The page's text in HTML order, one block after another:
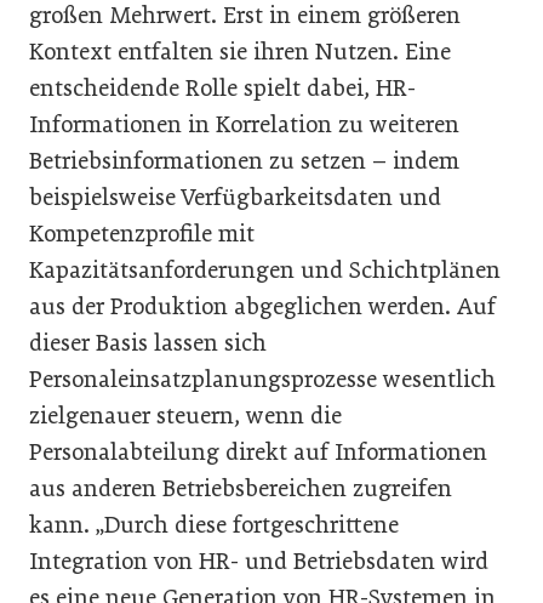
großen Mehrwert. Erst in einem größeren
Kontext entfalten sie ihren Nutzen. Eine
entscheidende Rolle spielt dabei, HR-
Informationen in Korrelation zu weiteren
Betriebsinformationen zu setzen – indem
beispielsweise Verfügbarkeitsdaten und
Kompetenzprofile mit
Kapazitätsanforderungen und Schichtplänen
aus der Produktion abgeglichen werden. Auf
dieser Basis lassen sich
Personaleinsatzplanungsprozesse wesentlich
zielgenauer steuern, wenn die
Personalabteilung direkt auf Informationen
aus anderen Betriebsbereichen zugreifen
kann. „Durch diese fortgeschrittene
Integration von HR- und Betriebsdaten wird